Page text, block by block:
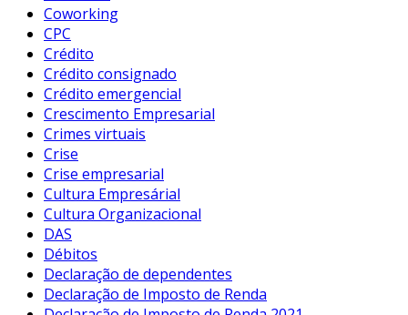
Coworking
CPC
Crédito
Crédito consignado
Crédito emergencial
Crescimento Empresarial
Crimes virtuais
Crise
Crise empresarial
Cultura Empresárial
Cultura Organizacional
DAS
Débitos
Declaração de dependentes
Declaração de Imposto de Renda